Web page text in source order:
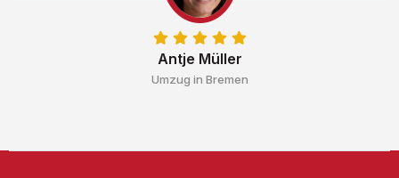
Antje Müller
Umzug in Bremen